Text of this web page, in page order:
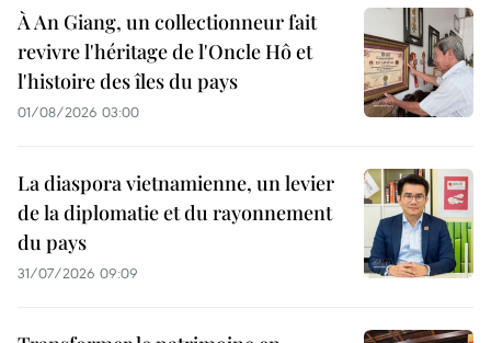
À An Giang, un collectionneur fait
revivre l'héritage de l'Oncle Hô et
l'histoire des îles du pays
01/08/2026 03:00
La diaspora vietnamienne, un levier
de la diplomatie et du rayonnement
du pays
31/07/2026 09:09